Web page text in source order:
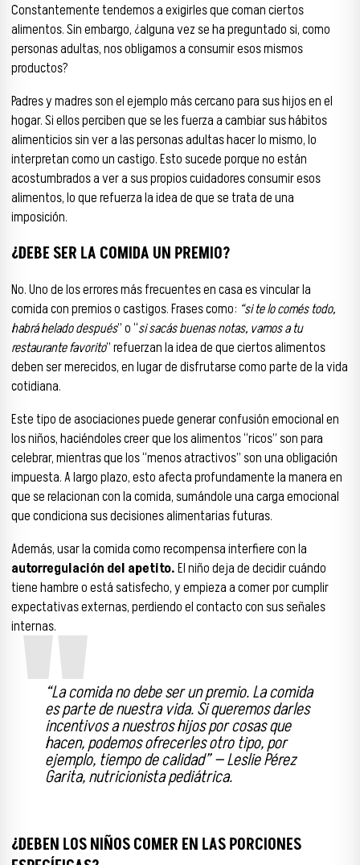
Constantemente tendemos a exigirles que coman ciertos
alimentos. Sin embargo, ¿alguna vez se ha preguntado si, como
personas adultas, nos obligamos a consumir esos mismos
productos?
Padres y madres son el ejemplo más cercano para sus hijos en el
hogar. Si ellos perciben que se les fuerza a cambiar sus hábitos
alimenticios sin ver a las personas adultas hacer lo mismo, lo
interpretan como un castigo. Esto sucede porque no están
acostumbrados a ver a sus propios cuidadores consumir esos
alimentos, lo que refuerza la idea de que se trata de una
imposición.
¿DEBE SER LA COMIDA UN PREMIO?
No. Uno de los errores más frecuentes en casa es vincular la
comida con premios o castigos. Frases como: “si te lo comés todo,
habrá helado después” o “si sacás buenas notas, vamos a tu
restaurante favorito” refuerzan la idea de que ciertos alimentos
deben ser merecidos, en lugar de disfrutarse como parte de la vida
cotidiana.
Este tipo de asociaciones puede generar confusión emocional en
los niños, haciéndoles creer que los alimentos “ricos” son para
celebrar, mientras que los “menos atractivos” son una obligación
impuesta. A largo plazo, esto afecta profundamente la manera en
que se relacionan con la comida, sumándole una carga emocional
que condiciona sus decisiones alimentarias futuras.
Además, usar la comida como recompensa interfiere con la
autorregulación del apetito.El niño deja de decidir cuándo
tiene hambre o está satisfecho, y empieza a comer por cumplir
expectativas externas, perdiendo el contacto con sus señales
internas.
“La comida no debe ser un premio. La comida
es parte de nuestra vida. Si queremos darles
incentivos a nuestros hijos por cosas que
hacen, podemos ofrecerles otro tipo, por
ejemplo, tiempo de calidad” — Leslie Pérez
Garita, nutricionista pediátrica.
¿DEBEN LOS NIÑOS COMER EN LAS PORCIONES